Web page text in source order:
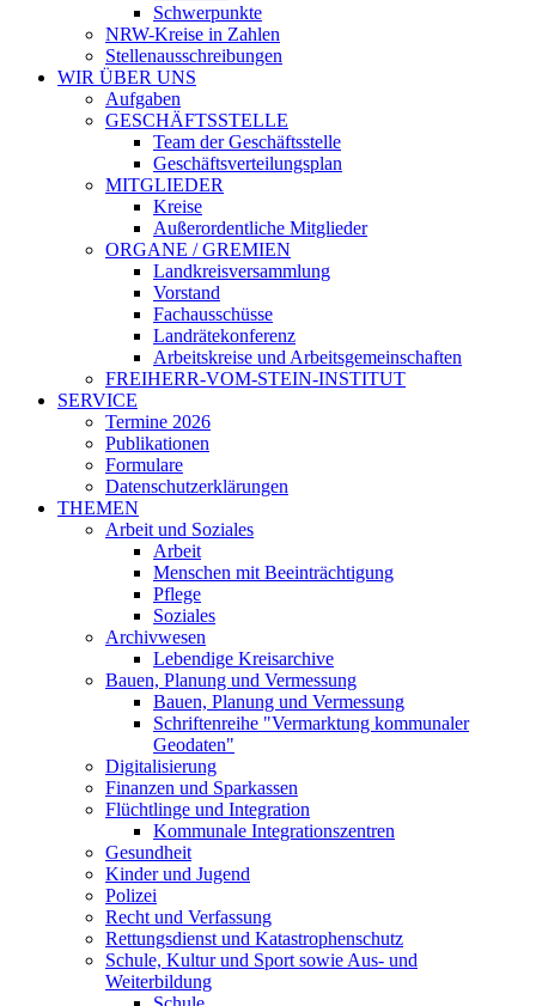
Schwerpunkte
NRW-Kreise in Zahlen
Stellenausschreibungen
WIR ÜBER UNS
Aufgaben
GESCHÄFTSSTELLE
Team der Geschäftsstelle
Geschäftsverteilungsplan
MITGLIEDER
Kreise
Außerordentliche Mitglieder
ORGANE / GREMIEN
Landkreisversammlung
Vorstand
Fachausschüsse
Landrätekonferenz
Arbeitskreise und Arbeitsgemeinschaften
FREIHERR-VOM-STEIN-INSTITUT
SERVICE
Termine 2026
Publikationen
Formulare
Datenschutzerklärungen
THEMEN
Arbeit und Soziales
Arbeit
Menschen mit Beeinträchtigung
Pflege
Soziales
Archivwesen
Lebendige Kreisarchive
Bauen, Planung und Vermessung
Bauen, Planung und Vermessung
Schriftenreihe "Vermarktung kommunaler
Geodaten"
Digitalisierung
Finanzen und Sparkassen
Flüchtlinge und Integration
Kommunale Integrationszentren
Gesundheit
Kinder und Jugend
Polizei
Recht und Verfassung
Rettungsdienst und Katastrophenschutz
Schule, Kultur und Sport sowie Aus- und
Weiterbildung